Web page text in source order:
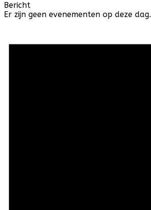
Bericht
Er zijn geen evenementen op deze dag.